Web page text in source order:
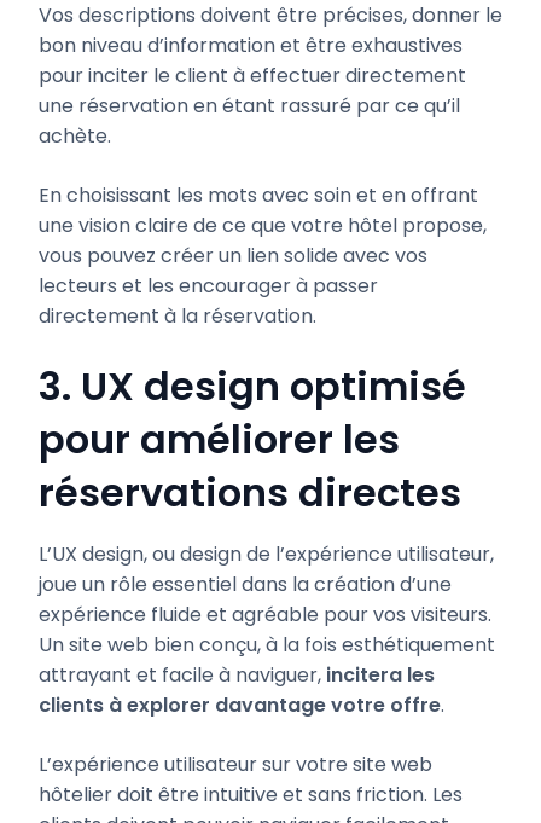
Vos descriptions doivent être précises, donner le
bon niveau d’information et être exhaustives
pour inciter le client à effectuer directement
une réservation en étant rassuré par ce qu’il
achète.
En choisissant les mots avec soin et en offrant
une vision claire de ce que votre hôtel propose,
vous pouvez créer un lien solide avec vos
lecteurs et les encourager à passer
directement à la réservation.
3. UX design optimisé
pour améliorer les
réservations directes
L’UX design, ou design de l’expérience utilisateur,
joue un rôle essentiel dans la création d’une
expérience fluide et agréable pour vos visiteurs.
Un site web bien conçu, à la fois esthétiquement
attrayant et facile à naviguer, incitera les
clients à explorer davantage votre offre.
L’expérience utilisateur sur votre site web
hôtelier doit être intuitive et sans friction. Les